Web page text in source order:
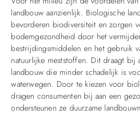
landbouw aanzienlijk. Biologische
bevorderen biodiversiteit en zorgen
bodemgezondheid door het
bestrijdingsmiddelen en het gebruik
natuurlijke meststoffen. Dit draagt bij
landbouw die minder schadelijk is
waterwegen. Door te kiezen voor
dragen consumenten bij aan een
ondersteunen ze duurzame